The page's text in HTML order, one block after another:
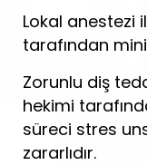
Lokal anestezi
tarafından
Zorunlu diş
hekimi
süreci stres
zararlıdır.